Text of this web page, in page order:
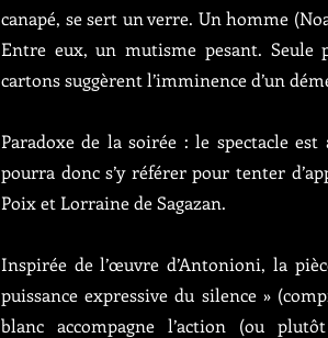
canapé, se sert un verre. Un homme
Entre eux, un mutisme pesant. Seule
cartons suggèrent l’imminence d’un
Paradoxe de la soirée : le spectacle
pourra donc s’y référer pour tenter
Poix et Lorraine de Sagazan.
Inspirée de l’œuvre d’Antonioni, la
puissance expressive du silence »
blanc accompagne l’action (ou